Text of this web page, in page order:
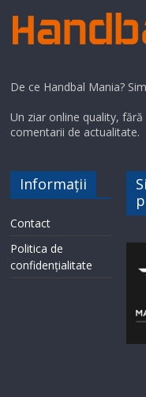
De ce Handbal Mania?
Un ziar online quality,
comentarii de actualitate.
Informații
Contact
Politica de
confidențialitate